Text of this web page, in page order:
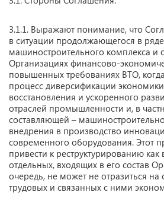
3.1.1. Выражают понимание, что
в ситуации продолжающегося в
машиностроительного комплекса и
Организациях финансово-
повышенных требованиях ВТО,
процесс диверсификации
восстановления и ускоренного
отраслей промышленности и, в
составляющей –
внедрения в производство
современного оборудования. Этот
привести к реструктурированию как
отдельных, входящих в его состав
очередь, не может не отразиться на
трудовых и связанных с ними